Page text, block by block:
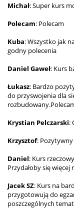
Michał: Super kurs
Polecam: Polecam
Kuba: Wszystko jak
godny polecenia
Daniel Gaweł: Kurs
Łukasz: Bardzo
do przyswojenia dla
Krystian Pelczarski:
Krzysztof:
Daniel: Kurs
Przydałoby się więcej
Jacek SZ: Kurs na
przygotowują do
poszczególnych